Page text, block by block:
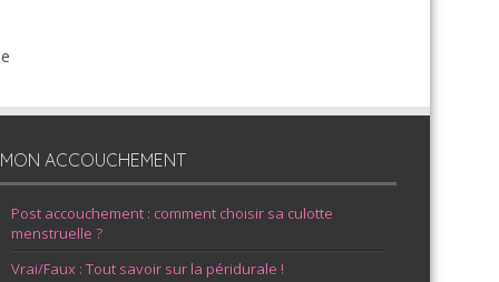
MON ACCOUCHEMENT
Post accouchement : comment choisir sa culotte
menstruelle ?
Vrai/Faux : Tout savoir sur la péridurale !